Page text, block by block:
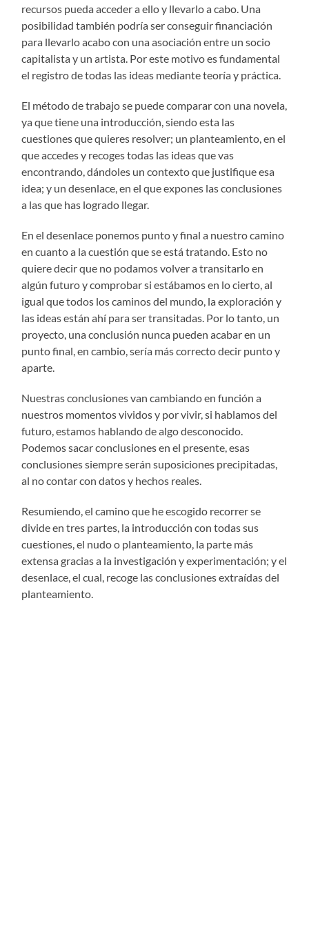
recursos pueda acceder a ello y llevarlo a cabo. Una
posibilidad también podría ser conseguir financiación
para llevarlo acabo con una asociación entre un socio
capitalista y un artista. Por este motivo es fundamental
el registro de todas las ideas mediante teoría y práctica.
El método de trabajo se puede comparar con una novela,
ya que tiene una introducción, siendo esta las
cuestiones que quieres resolver; un planteamiento, en el
que accedes y recoges todas las ideas que vas
encontrando, dándoles un contexto que justifique esa
idea; y un desenlace, en el que expones las conclusiones
a las que has logrado llegar.
En el desenlace ponemos punto y final a nuestro camino
en cuanto a la cuestión que se está tratando. Esto no
quiere decir que no podamos volver a transitarlo en
algún futuro y comprobar si estábamos en lo cierto, al
igual que todos los caminos del mundo, la exploración y
las ideas están ahí para ser transitadas. Por lo tanto, un
proyecto, una conclusión nunca pueden acabar en un
punto final, en cambio, sería más correcto decir punto y
aparte.
Nuestras conclusiones van cambiando en función a
nuestros momentos vividos y por vivir, si hablamos del
futuro, estamos hablando de algo desconocido.
Podemos sacar conclusiones en el presente, esas
conclusiones siempre serán suposiciones precipitadas,
al no contar con datos y hechos reales.
Resumiendo, el camino que he escogido recorrer se
divide en tres partes, la introducción con todas sus
cuestiones, el nudo o planteamiento, la parte más
extensa gracias a la investigación y experimentación; y el
desenlace, el cual, recoge las conclusiones extraídas del
planteamiento.